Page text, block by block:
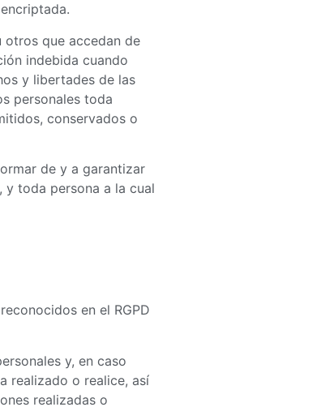
otros que accedan de
indebida cuando
y libertades de las
personales toda
conservados o
de y a garantizar
toda persona a la cual
en el RGPD
y, en caso
realizado o realice, así
realizadas o